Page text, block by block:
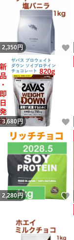
2,350 円
3,680円
2,280円